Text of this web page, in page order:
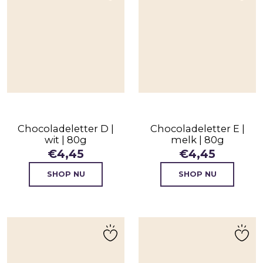
Chocoladeletter D |
wit | 80g
€4,45
SHOP NU
Chocoladeletter E |
melk | 80g
€4,45
SHOP NU